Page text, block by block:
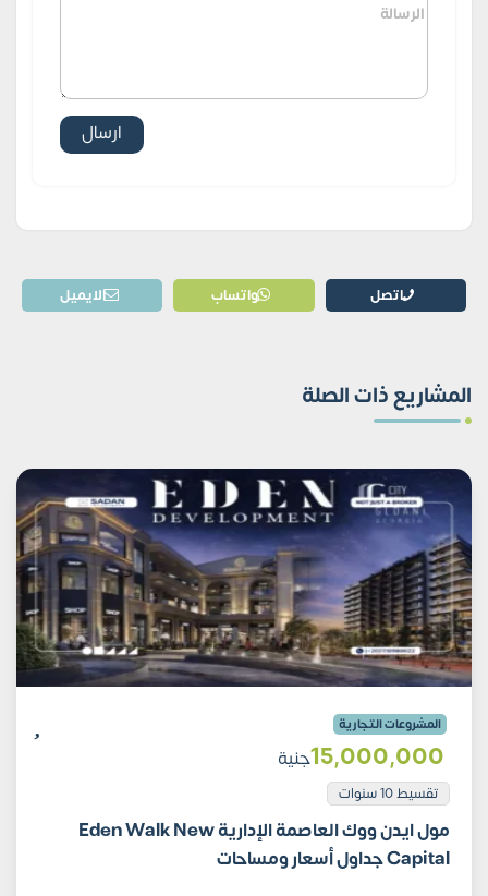
اتصل واتساب الايميل
المشاريع ذات الصلة
المشروعات التجارية
15٬000٬000جنية
تقسيط 10 سنوات
مول ايدن ووك العاصمة الإدارية Eden Walk New
Capital جداول أسعار ومساحات